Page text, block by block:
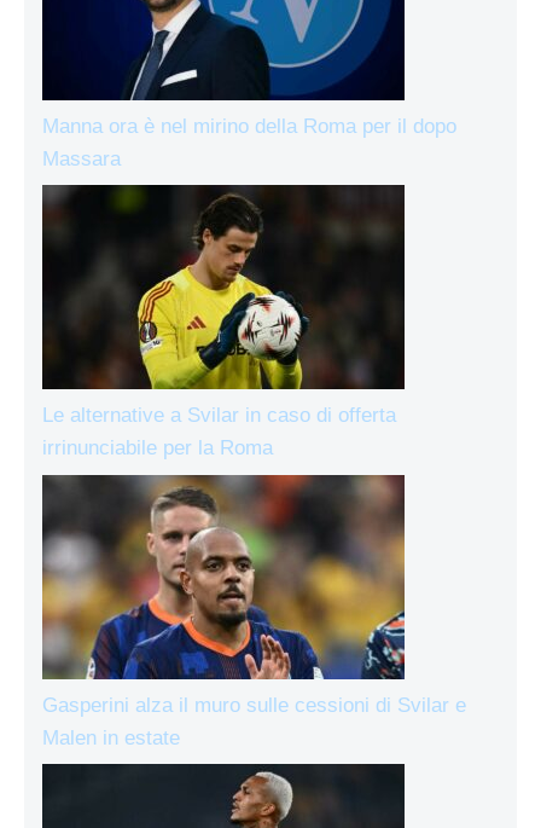
Manna ora è nel mirino della Roma per il dopo
Massara
Le alternative a Svilar in caso di offerta
irrinunciabile per la Roma
Gasperini alza il muro sulle cessioni di Svilar e
Malen in estate